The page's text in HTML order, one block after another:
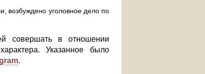
возбуждено уголовное дело по
совершать в отношении
Указанное было
.